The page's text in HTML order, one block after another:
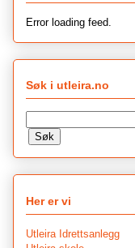
Error loading feed.
Søk i utleira.no
Her er vi
Utleira Idrettsanlegg